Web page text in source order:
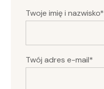
Twoje imię i nazwisko*
Twój adres e-mail*